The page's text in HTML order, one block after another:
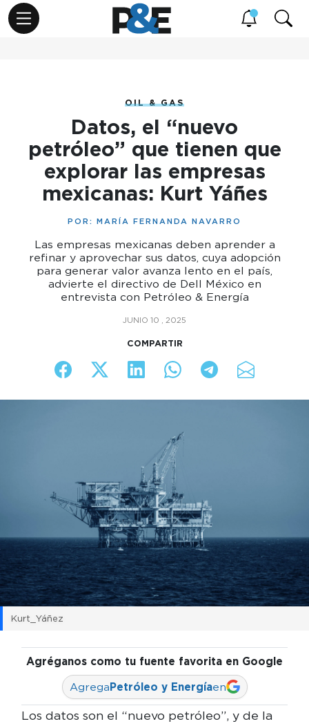
OIL & GAS
Datos, el “nuevo
petróleo” que tienen que
explorar las empresas
mexicanas: Kurt Yáñes
POR: MARÍA FERNANDA NAVARRO
Las empresas mexicanas deben aprender a
refinar y aprovechar sus datos, cuya adopción
para generar valor avanza lento en el país,
advierte el directivo de Dell México en
entrevista con Petróleo & Energía
JUNIO 10 , 2025
COMPARTIR
Kurt_Yáñez
Agréganos como tu fuente favorita en Google
AgregaPetróleo y Energíaen
Los datos son el “nuevo petróleo”, y de la